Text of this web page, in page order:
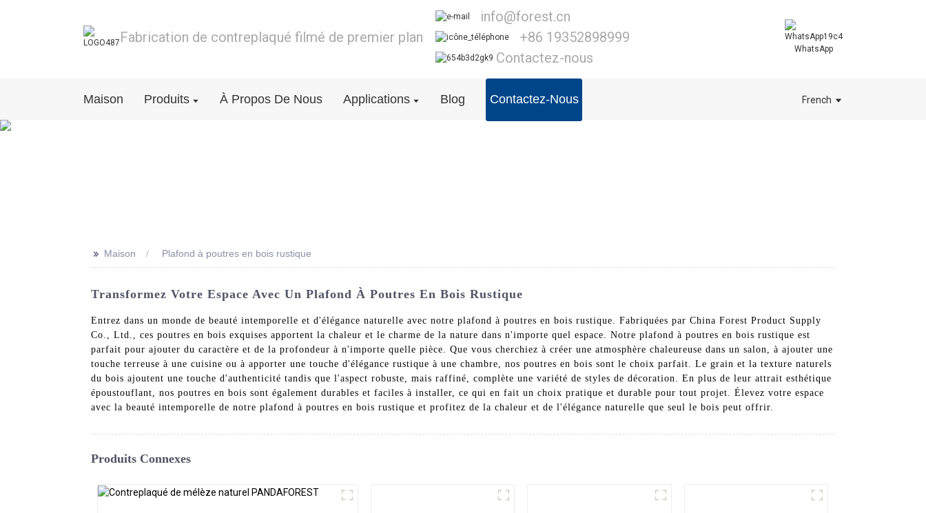
Fabrication de contreplaqué filmé de premier plan
info@forest.cn
+86 19352898999
Contactez-nous
WhatsApp
Maison Produits À Propos De Nous Applications Blog Contactez-Nous French
>> Maison Plafond à poutres en bois rustique
Transformez Votre Espace Avec Un Plafond À Poutres En Bois Rustique
Entrez dans un monde de beauté intemporelle et d'élégance naturelle avec notre plafond à poutres en bois rustique. Fabriquées par China Forest Product Supply
Co., Ltd., ces poutres en bois exquises apportent la chaleur et le charme de la nature dans n'importe quel espace. Notre plafond à poutres en bois rustique est
parfait pour ajouter du caractère et de la profondeur à n'importe quelle pièce. Que vous cherchiez à créer une atmosphère chaleureuse dans un salon, à ajouter une
touche terreuse à une cuisine ou à apporter une touche d'élégance rustique à une chambre, nos poutres en bois sont le choix parfait. Le grain et la texture naturels
du bois ajoutent une touche d'authenticité tandis que l'aspect robuste, mais raffiné, complète une variété de styles de décoration. En plus de leur attrait esthétique
époustouflant, nos poutres en bois sont également durables et faciles à installer, ce qui en fait un choix pratique et durable pour tout projet. Élevez votre espace
avec la beauté intemporelle de notre plafond à poutres en bois rustique et profitez de la chaleur et de l'élégance naturelle que seul le bois peut offrir.
Produits Connexes